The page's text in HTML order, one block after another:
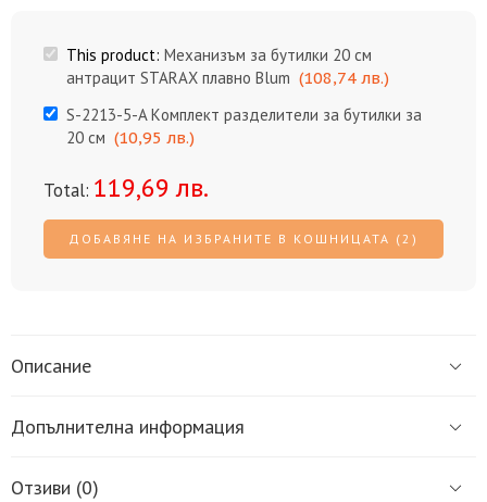
Blum
This product:Механизъм за бутилки 20 см
антрацит STARAX плавно Blum(108,74лв.)
S-2213-5-A Kомплект разделители за бутилки за
20 см(10,95лв.)
Total: 119,69лв.
ДОБАВЯНЕ НА ИЗБРАНИТЕ В КОШНИЦАТА (2)
Описание
Допълнителна информация
Отзиви (0)